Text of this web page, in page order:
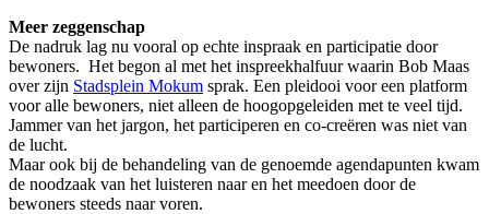
Meer zeggenschap
De nadruk lag nu vooral op echte inspraak en participatie door
bewoners. Het begon al met het inspreekhalfuur waarin Bob Maas
over zijn Stadsplein Mokum sprak. Een pleidooi voor een platform
voor alle bewoners, niet alleen de hoogopgeleiden met te veel tijd.
Jammer van het jargon, het participeren en co-creëren was niet van
de lucht.
Maar ook bij de behandeling van de genoemde agendapunten kwam
de noodzaak van het luisteren naar en het meedoen door de
bewoners steeds naar voren.